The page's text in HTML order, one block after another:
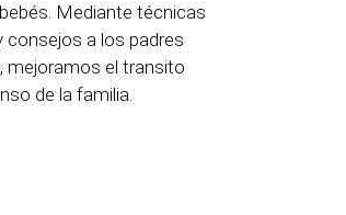
Mediante técnicas
consejos a los padres
mejoramos el transito
de la familia.